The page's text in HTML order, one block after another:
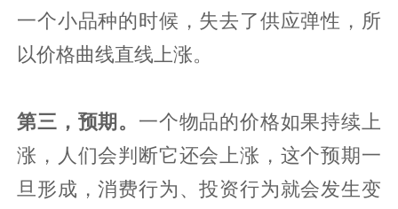
一个小品种的时候，失去了供应弹性，所
以价格曲线直线上涨。
第三，预期。 一个物品的价格如果持续上
涨，人们会判断它还会上涨，这个预期一
旦形成，消费行为、投资行为就会发生变